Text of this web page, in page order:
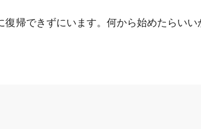
帰できずにいます。何から始めたらいい